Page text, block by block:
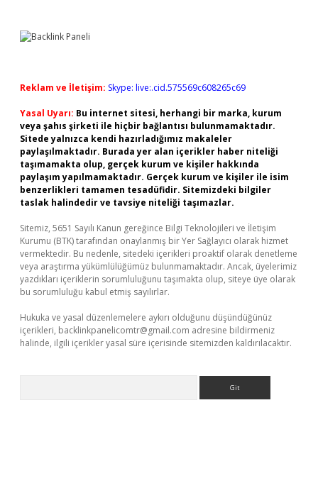
Reklam ve İletişim: Skype: live:.cid.575569c608265c69
Yasal Uyarı: Bu internet sitesi, herhangi bir marka, kurum
veya şahıs şirketi ile hiçbir bağlantısı bulunmamaktadır.
Sitede yalnızca kendi hazırladığımız makaleler
paylaşılmaktadır. Burada yer alan içerikler haber niteliği
taşımamakta olup, gerçek kurum ve kişiler hakkında
paylaşım yapılmamaktadır. Gerçek kurum ve kişiler ile isim
benzerlikleri tamamen tesadüfidir. Sitemizdeki bilgiler
taslak halindedir ve tavsiye niteliği taşımazlar.
Sitemiz, 5651 Sayılı Kanun gereğince Bilgi Teknolojileri ve İletişim
Kurumu (BTK) tarafından onaylanmış bir Yer Sağlayıcı olarak hizmet
vermektedir. Bu nedenle, sitedeki içerikleri proaktif olarak denetleme
veya araştırma yükümlülüğümüz bulunmamaktadır. Ancak, üyelerimiz
yazdıkları içeriklerin sorumluluğunu taşımakta olup, siteye üye olarak
bu sorumluluğu kabul etmiş sayılırlar.
Hukuka ve yasal düzenlemelere aykırı olduğunu düşündüğünüz
içerikleri, backlinkpanelicomtr@gmail.com adresine bildirmeniz
halinde, ilgili içerikler yasal süre içerisinde sitemizden kaldırılacaktır.